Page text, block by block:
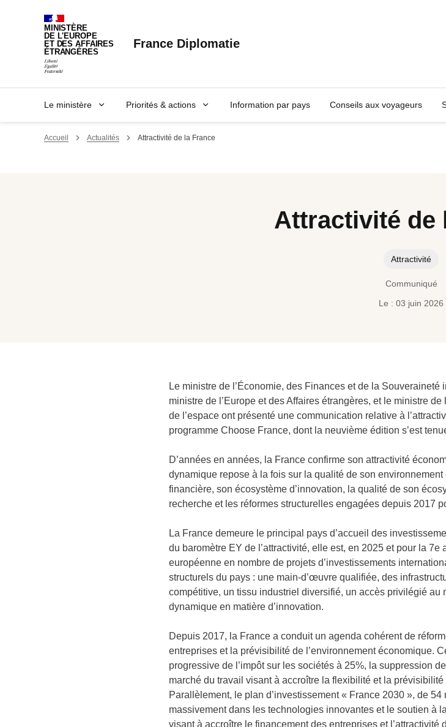
MINISTÈRE
DE L'EUROPE
ET DES AFFAIRES
ÉTRANGÈRES
France Diplomatie
Le ministère Priorités & actions Information par pays Conseils aux voyageurs
Accueil Actualités Attractivité de la France
Attractivité de
Attractivité
Communiqué
Le : 03 juin 2026
Le ministre de l’Économie, des Finances et de la
ministre de l’Europe et des Affaires étrangères, et le ministre
de l’espace ont présenté une communication relative à
programme Choose France, dont la neuvième édition s’est
D’années en années, la France confirme son attractivité
dynamique repose à la fois sur la qualité de son
financière, son écosystème d’innovation, la qualité de son
recherche et les réformes structurelles engagées depuis 2017
La France demeure le principal pays d’accueil des
du baromètre EY de l’attractivité, elle est, en 2025 et pour la
européenne en nombre de projets d’investissements
structurels du pays : une main-d’œuvre qualifiée, des
compétitive, un tissu industriel diversifié, un accès privilégié au
dynamique en matière d’innovation.
Depuis 2017, la France a conduit un agenda cohérent de
entreprises et la prévisibilité de l’environnement économique.
progressive de l’impôt sur les sociétés à 25%, la suppression
marché du travail visant à accroître la flexibilité et la
Parallèlement, le plan d’investissement « France 2030 », de
massivement dans les technologies innovantes et le soutien à
visant à accroître le financement des entreprises et